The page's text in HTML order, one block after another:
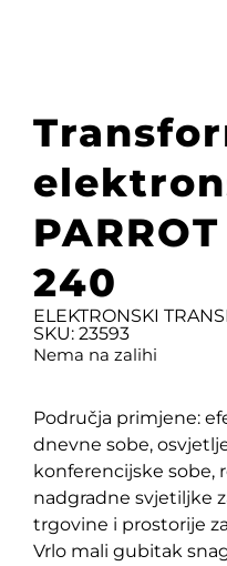
240
ELEKTRONSKI
SKU: 23593
Nema na zalihi
Područja primjene:
dnevne sobe,
konferencijske sobe,
nadgradne svjetiljke
trgovine i prostorije
Vrlo mali gubitak